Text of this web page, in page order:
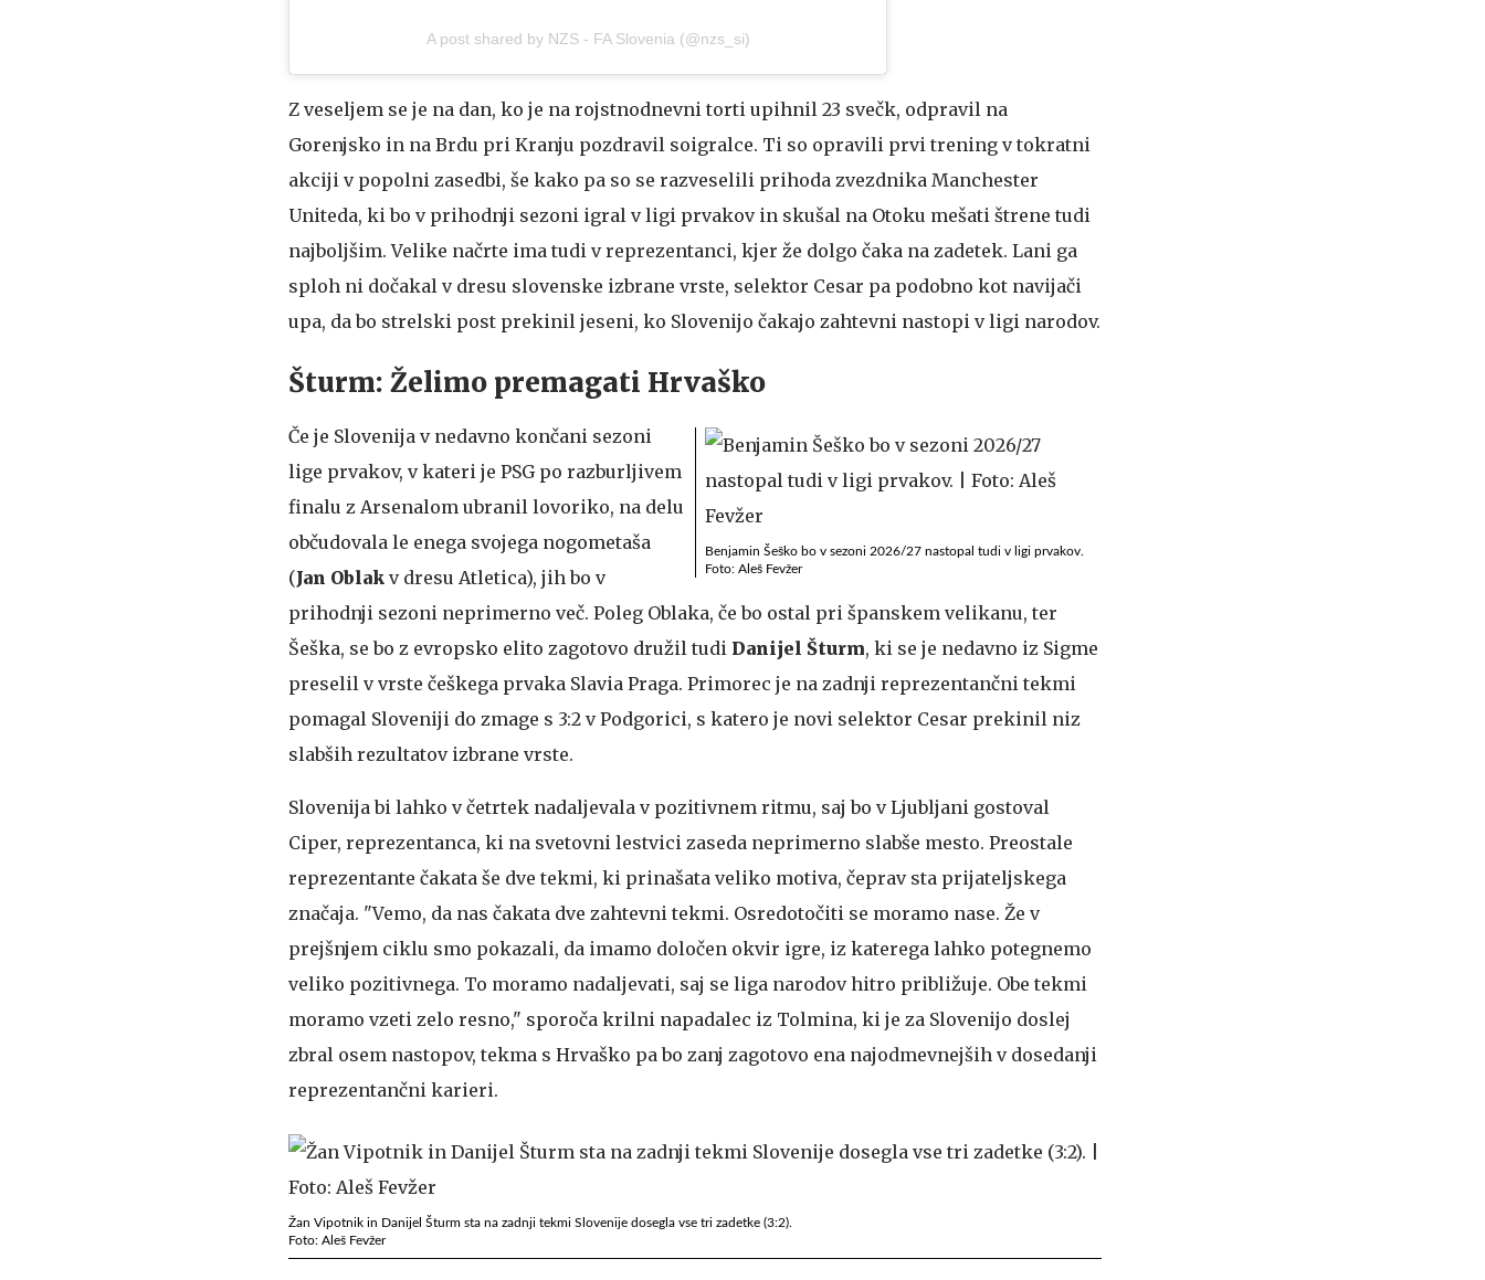
A post shared by NZS - FA Slovenia (@nzs_si)
Z veseljem se je na dan, ko je na rojstnodnevni torti upihnil 23 svečk, odpravil na
Gorenjsko in na Brdu pri Kranju pozdravil soigralce. Ti so opravili prvi trening v tokratni
akciji v popolni zasedbi, še kako pa so se razveselili prihoda zvezdnika Manchester
Uniteda, ki bo v prihodnji sezoni igral v ligi prvakov in skušal na Otoku mešati štrene tudi
najboljšim. Velike načrte ima tudi v reprezentanci, kjer že dolgo čaka na zadetek. Lani ga
sploh ni dočakal v dresu slovenske izbrane vrste, selektor Cesar pa podobno kot navijači
upa, da bo strelski post prekinil jeseni, ko Slovenijo čakajo zahtevni nastopi v ligi narodov.
Šturm: Želimo premagati Hrvaško
Benjamin Šeško bo v sezoni 2026/27 nastopal tudi v ligi prvakov.
Foto: Aleš Fevžer
Če je Slovenija v nedavno končani sezoni
lige prvakov, v kateri je PSG po razburljivem
finalu z Arsenalom ubranil lovoriko, na delu
občudovala le enega svojega nogometaša
(Jan Oblak v dresu Atletica), jih bo v
prihodnji sezoni neprimerno več. Poleg Oblaka, če bo ostal pri španskem velikanu, ter
Šeška, se bo z evropsko elito zagotovo družil tudi Danijel Šturm, ki se je nedavno iz Sigme
preselil v vrste češkega prvaka Slavia Praga. Primorec je na zadnji reprezentančni tekmi
pomagal Sloveniji do zmage s 3:2 v Podgorici, s katero je novi selektor Cesar prekinil niz
slabših rezultatov izbrane vrste.
Slovenija bi lahko v četrtek nadaljevala v pozitivnem ritmu, saj bo v Ljubljani gostoval
Ciper, reprezentanca, ki na svetovni lestvici zaseda neprimerno slabše mesto. Preostale
reprezentante čakata še dve tekmi, ki prinašata veliko motiva, čeprav sta prijateljskega
značaja. "Vemo, da nas čakata dve zahtevni tekmi. Osredotočiti se moramo nase. Že v
prejšnjem ciklu smo pokazali, da imamo določen okvir igre, iz katerega lahko potegnemo
veliko pozitivnega. To moramo nadaljevati, saj se liga narodov hitro približuje. Obe tekmi
moramo vzeti zelo resno," sporoča krilni napadalec iz Tolmina, ki je za Slovenijo doslej
zbral osem nastopov, tekma s Hrvaško pa bo zanj zagotovo ena najodmevnejših v dosedanji
reprezentančni karieri.
Žan Vipotnik in Danijel Šturm sta na zadnji tekmi Slovenije dosegla vse tri zadetke (3:2).
Foto: Aleš Fevžer